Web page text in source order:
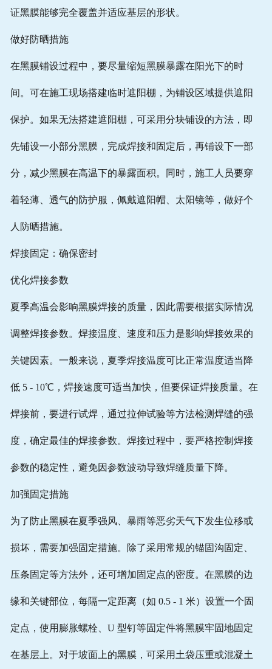
证黑膜能够完全覆盖并适应基层的形状。
做好防晒措施
在黑膜铺设过程中，要尽量缩短黑膜暴露在阳光下的时
间。可在施工现场搭建临时遮阳棚，为铺设区域提供遮阳
保护。如果无法搭建遮阳棚，可采用分块铺设的方法，即
先铺设一小部分黑膜，完成焊接和固定后，再铺设下一部
分，减少黑膜在高温下的暴露面积。同时，施工人员要穿
着轻薄、透气的防护服，佩戴遮阳帽、太阳镜等，做好个
人防晒措施。
焊接固定：确保密封
优化焊接参数
夏季高温会影响黑膜焊接的质量，因此需要根据实际情况
调整焊接参数。焊接温度、速度和压力是影响焊接效果的
关键因素。一般来说，夏季焊接温度可比正常温度适当降
低 5 - 10℃，焊接速度可适当加快，但要保证焊接质量。在
焊接前，要进行试焊，通过拉伸试验等方法检测焊缝的强
度，确定最佳的焊接参数。焊接过程中，要严格控制焊接
参数的稳定性，避免因参数波动导致焊缝质量下降。
加强固定措施
为了防止黑膜在夏季强风、暴雨等恶劣天气下发生位移或
损坏，需要加强固定措施。除了采用常规的锚固沟固定、
压条固定等方法外，还可增加固定点的密度。在黑膜的边
缘和关键部位，每隔一定距离（如 0.5 - 1 米）设置一个固
定点，使用膨胀螺栓、U 型钉等固定件将黑膜牢固地固定
在基层上。对于坡面上的黑膜，可采用土袋压重或混凝土